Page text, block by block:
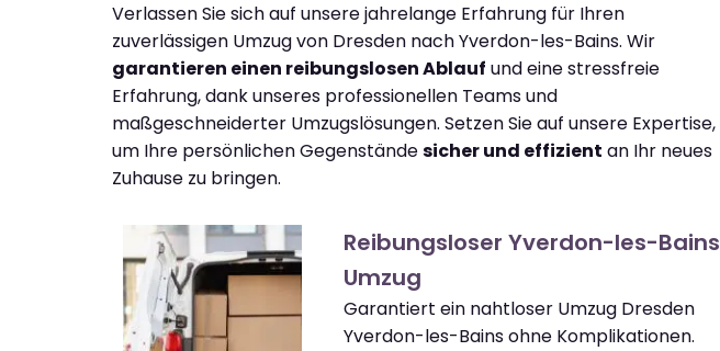
Verlassen Sie sich auf unsere jahrelange Erfahrung für Ihren
zuverlässigen Umzug von Dresden nach Yverdon-les-Bains. Wir
garantieren einen reibungslosen Ablauf und eine stressfreie
Erfahrung, dank unseres professionellen Teams und
maßgeschneiderter Umzugslösungen. Setzen Sie auf unsere Expertise,
um Ihre persönlichen Gegenständesicher und effizient an Ihr neues
Zuhause zu bringen.
Reibungsloser Yverdon-les-Bains
Umzug
Garantiert ein nahtloser Umzug Dresden
Yverdon-les-Bains ohne Komplikationen.